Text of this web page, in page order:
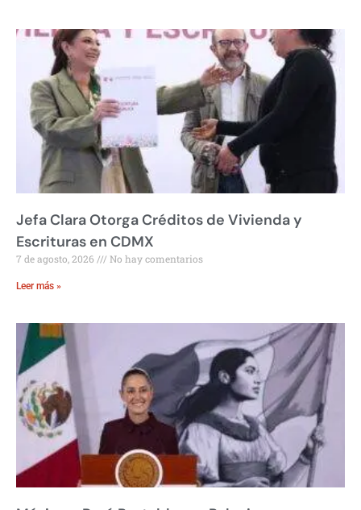
Jefa Clara Otorga Créditos de Vivienda y
Escrituras en CDMX
7 de agosto, 2026 No hay comentarios
Leer más »